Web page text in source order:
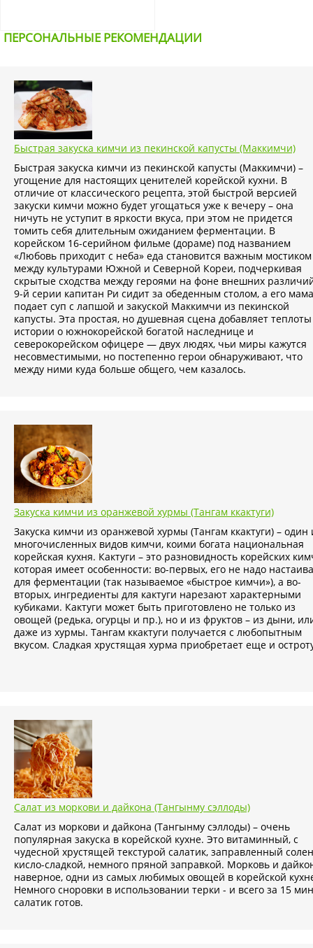
ПЕРСОНАЛЬНЫЕ РЕКОМЕНДАЦИИ
Быстрая закуска кимчи из пекинской капусты (Маккимчи)
Быстрая закуска кимчи из пекинской капусты (Маккимчи) –
угощение для настоящих ценителей корейской кухни. В
отличие от классического рецепта, этой быстрой версией
закуски кимчи можно будет угощаться уже к вечеру – она
ничуть не уступит в яркости вкуса, при этом не придется
томить себя длительным ожиданием ферментации. В
корейском 16-серийном фильме (дораме) под названием
«Любовь приходит с неба» еда становится важным мостиком
между культурами Южной и Северной Кореи, подчеркивая
скрытые сходства между героями на фоне внешних
9-й серии капитан Ри сидит за обеденным столом, а его мама
подает суп с лапшой и закуской Маккимчи из пекинской
капусты. Эта простая, но душевная сцена добавляет теплоты
истории о южнокорейской богатой наследнице и
северокорейском офицере — двух людях, чьи миры кажутся
несовместимыми, но постепенно герои обнаруживают, что
между ними куда больше общего, чем казалось.
Закуска кимчи из оранжевой хурмы (Тангам ккактуги)
Закуска кимчи из оранжевой хурмы (Тангам ккактуги) – один
многочисленных видов кимчи, коими богата национальная
корейская кухня. Кактуги – это разновидность корейских
которая имеет особенности: во-первых, его не надо
для ферментации (так называемое «быстрое кимчи»), а во-
вторых, ингредиенты для кактуги нарезают характерными
кубиками. Кактуги может быть приготовлено не только из
овощей (редька, огурцы и пр.), но и из фруктов – из дыни,
даже из хурмы. Тангам ккактуги получается с любопытным
вкусом. Сладкая хрустящая хурма приобретает еще и
Салат из моркови и дайкона (Тангынму сэллоды)
Салат из моркови и дайкона (Тангынму сэллоды) – очень
популярная закуска в корейской кухне. Это витаминный, с
чудесной хрустящей текстурой салатик, заправленный
кисло-сладкой, немного пряной заправкой. Морковь и
наверное, одни из самых любимых овощей в корейской
Немного сноровки в использовании терки - и всего за 15
салатик готов.